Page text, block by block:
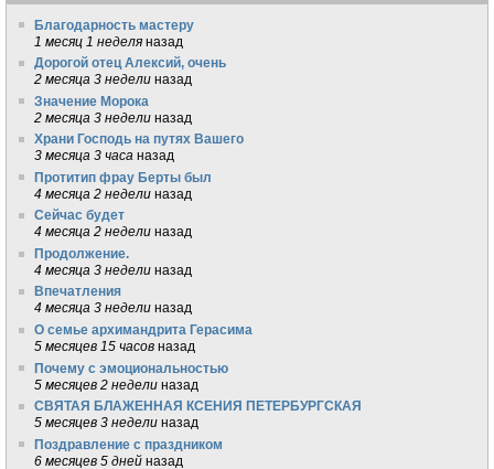
Благодарность мастеру
1 месяц 1 неделя назад
Дорогой отец Алексий, очень
2 месяца 3 недели назад
Значение Морока
2 месяца 3 недели назад
Храни Господь на путях Вашего
3 месяца 3 часа назад
Протитип фрау Берты был
4 месяца 2 недели назад
Сейчас будет
4 месяца 2 недели назад
Продолжение.
4 месяца 3 недели назад
Впечатления
4 месяца 3 недели назад
О семье архимандрита Герасима
5 месяцев 15 часов назад
Почему с эмоциональностью
5 месяцев 2 недели назад
СВЯТАЯ БЛАЖЕННАЯ КСЕНИЯ ПЕТЕРБУРГСКАЯ
5 месяцев 3 недели назад
Поздравление с праздником
6 месяцев 5 дней назад